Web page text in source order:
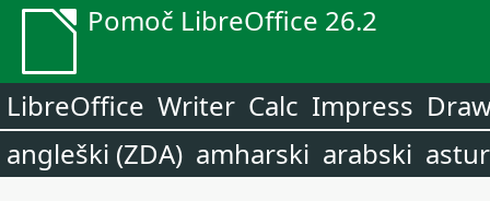
Pomoč LibreOffice 26.2
LibreOffice Writer Calc Impress
angleški (ZDA) amharski arabski